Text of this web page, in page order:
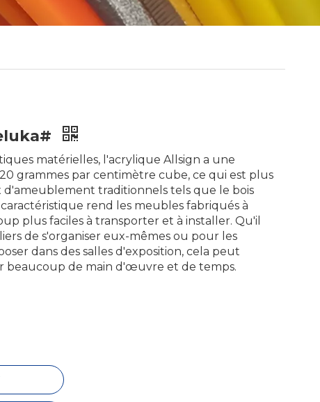
matérielles, l'acrylique Allsign a une
grammes par centimètre cube, ce qui est plus
d'ameublement traditionnels tels que le bois
rend les meubles fabriqués à
plus faciles à transporter et à installer. Qu'il
de s'organiser eux-mêmes ou pour les
dans des salles d'exposition, cela peut
beaucoup de main d'œuvre et de temps.